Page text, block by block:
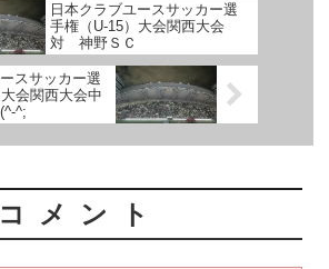
日本クラブユースサッカー選
手権（U-15）大会関西大会
対 神野ＳＣ
スサッカー選
会関西大会中
^;
コメント